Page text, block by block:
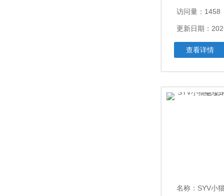
访问量：1458
更新日期：
查看详情
名称： SYV小猫电缆